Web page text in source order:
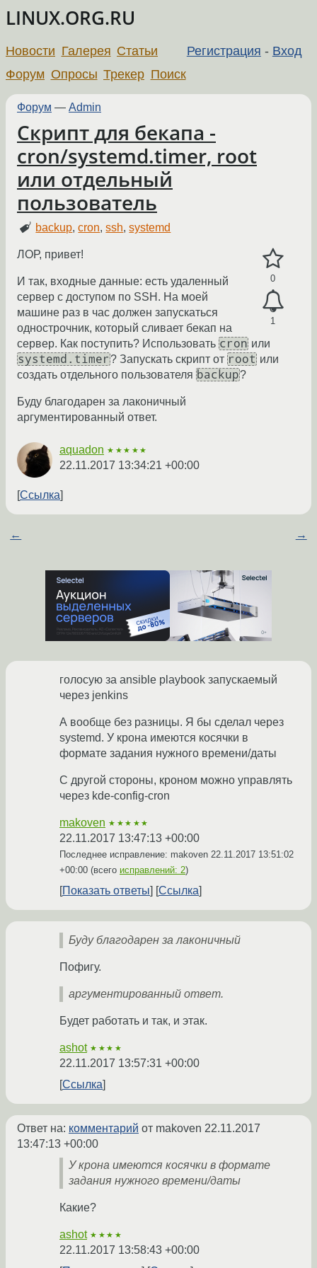
LINUX.ORG.RU
Регистрация - Вход
Новости Галерея Статьи
Форум Опросы Трекер Поиск
Форум — Admin
Скрипт для бекапа -
cron/systemd.timer, root
или отдельный
пользователь
backup,cron,ssh,systemd
0
1
ЛОР, привет!
И так, входные данные: есть удаленный
сервер с доступом по SSH. На моей
машине раз в час должен запускаться
однострочник, который сливает бекап на
сервер. Как поступить? Использовать cron или
systemd.timer? Запускать скрипт от root или
создать отдельного пользователя backup?
Буду благодарен за лаконичный
аргументированный ответ.
aquadon ★★★★★
22.11.2017 13:34:21 +00:00
Ссылка
← →
голосую за ansible playbook запускаемый
через jenkins
А вообще без разницы. Я бы сделал через
systemd. У крона имеются косячки в
формате задания нужного времени/даты
С другой стороны, кроном можно управлять
через kde-config-cron
makoven ★★★★★
22.11.2017 13:47:13 +00:00
Последнее исправление: makoven 22.11.2017 13:51:02
+00:00 (всего исправлений: 2)
Показать ответы Ссылка
Буду благодарен за лаконичный
Пофигу.
аргументированный ответ.
Будет работать и так, и этак.
ashot ★★★★
22.11.2017 13:57:31 +00:00
Ссылка
Ответ на: комментарий от makoven 22.11.2017
13:47:13 +00:00
У крона имеются косячки в формате
задания нужного времени/даты
Какие?
ashot ★★★★
22.11.2017 13:58:43 +00:00